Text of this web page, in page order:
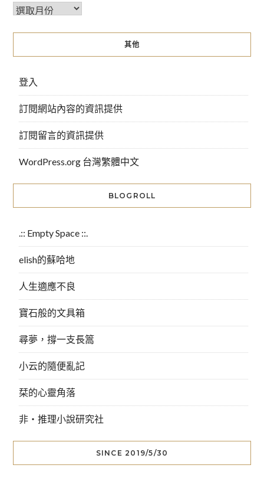
其他
登入
訂閱網站內容的資訊提供
訂閱留言的資訊提供
WordPress.org 台灣繁體中文
BLOGROLL
.:: Empty Space ::.
elish的蘇哈地
人生適應不良
寶石般的文具箱
尋夢，撐一支長篙
小云的隨便亂記
栞的心靈角落
非‧推理小說研究社
SINCE 2019/5/30